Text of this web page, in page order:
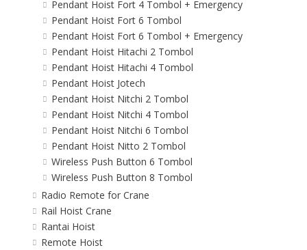
Pendant Hoist Fort 4 Tombol + Emergency
Pendant Hoist Fort 6 Tombol
Pendant Hoist Fort 6 Tombol + Emergency
Pendant Hoist Hitachi 2 Tombol
Pendant Hoist Hitachi 4 Tombol
Pendant Hoist Jotech
Pendant Hoist Nitchi 2 Tombol
Pendant Hoist Nitchi 4 Tombol
Pendant Hoist Nitchi 6 Tombol
Pendant Hoist Nitto 2 Tombol
Wireless Push Button 6 Tombol
Wireless Push Button 8 Tombol
Radio Remote for Crane
Rail Hoist Crane
Rantai Hoist
Remote Hoist